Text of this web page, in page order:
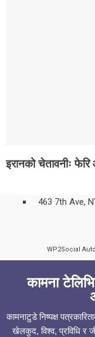
इरानको चेतावनीः
463 7th Ave,
WP2Social
कामना
कामनाटुडे निष्पक्ष
खेलकुद, विश्व, प्रविधि र